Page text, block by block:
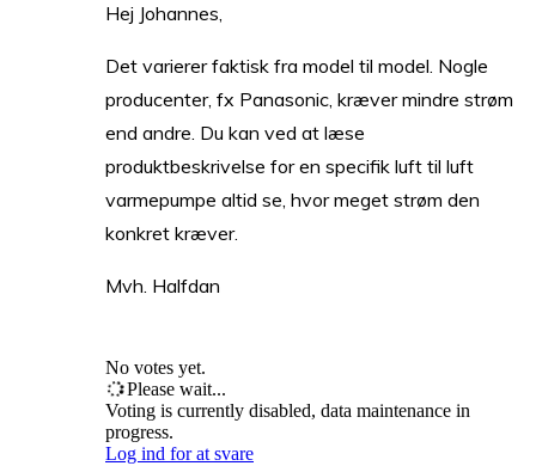
Hej Johannes,
Det varierer faktisk fra model til model. Nogle
producenter, fx Panasonic, kræver mindre strøm
end andre. Du kan ved at læse
produktbeskrivelse for en specifik luft til luft
varmepumpe altid se, hvor meget strøm den
konkret kræver.
Mvh. Halfdan
No votes yet.
Please wait...
Voting is currently disabled, data maintenance in
progress.
Log ind for at svare